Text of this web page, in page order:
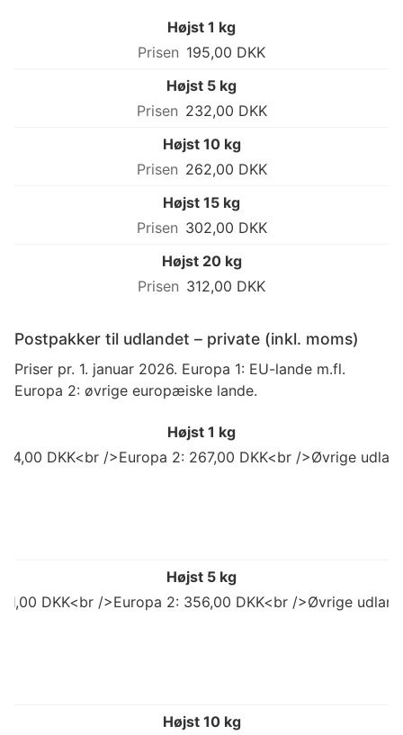
Højst 1 kg
195,00 DKK
Højst 5 kg
232,00 DKK
Højst 10 kg
262,00 DKK
Højst 15 kg
302,00 DKK
Højst 20 kg
312,00 DKK
Postpakker til udlandet – private (inkl. moms)
Priser pr. 1. januar 2026. Europa 1: EU-lande m.fl.
Europa 2: øvrige europæiske lande.
Højst 1 kg
DKK<br />Europa 2: 267,00 DKK<br />Øvrige
Højst 5 kg
DKK<br />Europa 2: 356,00 DKK<br />Øvrige
Højst 10 kg